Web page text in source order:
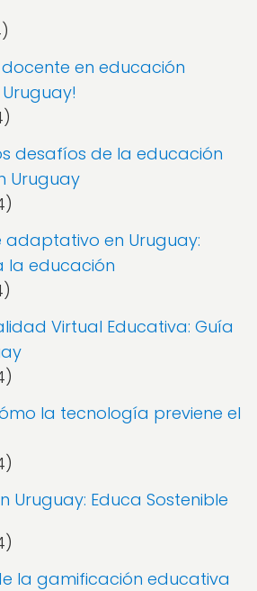
docente en educación
desafíos de la educación
Uruguay
adaptativo en Uruguay:
la educación
Virtual Educativa: Guía
la tecnología previene el
Uruguay: Educa Sostenible
la gamificación educativa